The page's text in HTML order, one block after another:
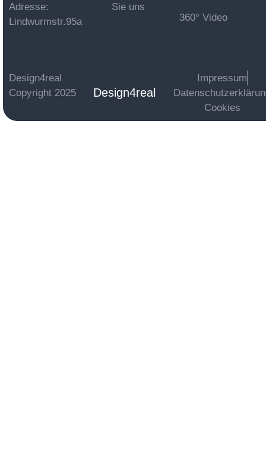
Adresse:
Lindwurmstr.95a
Sie uns
360° Video
Design4real
Copyright 2025
Design4real
Impressum
Cookies